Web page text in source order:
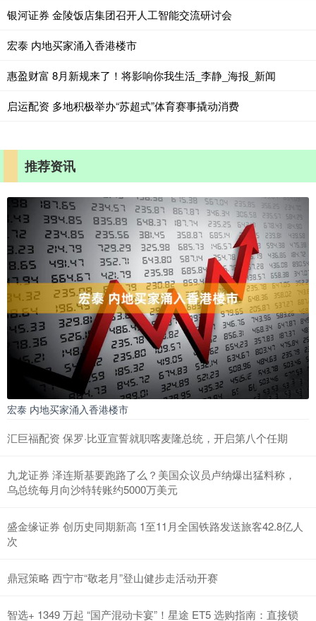
银河证券 金陵饭店集团召开人工智能交流研讨会
宏泰 内地买家涌入香港楼市
惠盈财富 8月新规来了！将影响你我生活_李静_海报_新闻
启运配资 多地积极举办“苏超式”体育赛事撬动消费
推荐资讯
宏泰 内地买家涌入香港楼市
汇巨福配资 保罗·比亚宣誓就职喀麦隆总统，开启第八个任期
九龙证券 泽连斯基要跑路了么？美国众议员卢纳爆出猛料称，
乌总统每月向沙特转账约5000万美元
盛金缘证券 创历史同期新高 1至11月全国铁路发送旅客42.8亿人
次
鼎冠策略 西宁市“敬老月”登山健步走活动开赛
智选+ 1349 万起 “国产混动卡宴”！星途 ET5 选购指南：直接锁